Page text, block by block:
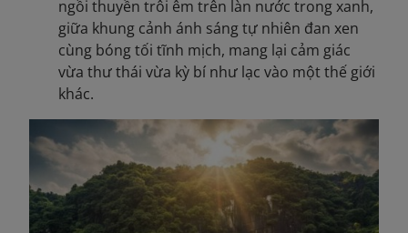
ngồi thuyền trôi êm trên làn nước trong xanh,
giữa khung cảnh ánh sáng tự nhiên đan xen
cùng bóng tối tĩnh mịch, mang lại cảm giác
vừa thư thái vừa kỳ bí như lạc vào một thế giới
khác.